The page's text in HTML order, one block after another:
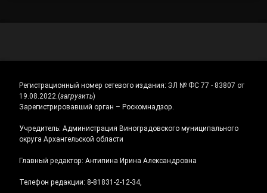
Регистрационный номер сетевого издания: ЭЛ № ФС 77 - 83807 от
19.08.2022.(загрузить)
Зарегистрировавший орган – Роскомнадзор.
Учредитель: Администрация Виноградовского муниципального
округа Архангельской области
Главный редактор: Антипина Ирина Александровна
Телефон редакции: 8-81831-2-12-34,